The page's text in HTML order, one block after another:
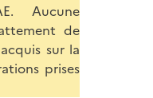
Aucune
de
sur la
prises